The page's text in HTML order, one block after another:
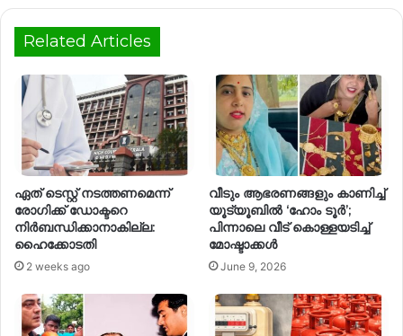
Related Articles
ഏത് ടെസ്റ്റ് നടത്തണമെന്ന്
രോഗിക്ക് ഡോക്ടറെ
നിര്‍ബന്ധിക്കാനാകില്ല:
ഹൈക്കോടതി
2 weeks ago
വീടും ആഭരണങ്ങളും കാണിച്ച്
യൂട്യൂബിൽ ‘ഹോം ടൂർ’;
പിന്നാലെ വീട് കൊള്ളയടിച്ച്
മോഷ്ടാക്കൾ
June 9, 2026